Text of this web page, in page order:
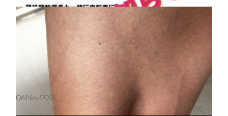
06 Nov2021